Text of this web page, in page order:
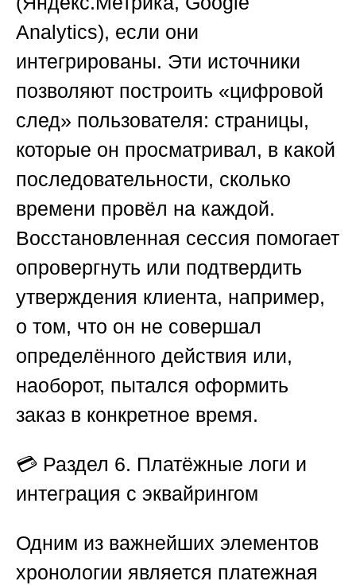
Analytics), если они
интегрированы. Эти источники
позволяют построить «цифровой
след» пользователя: страницы,
которые он просматривал, в какой
последовательности, сколько
времени провёл на каждой.
Восстановленная сессия помогает
опровергнуть или подтвердить
утверждения клиента, например,
о том, что он не совершал
определённого действия или,
наоборот, пытался оформить
заказ в конкретное время.
💳 Раздел 6. Платёжные логи и
интеграция с эквайрингом
Одним из важнейших элементов
хронологии является платежная